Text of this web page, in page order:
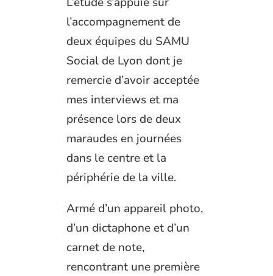
l’accompagnement de
deux équipes du SAMU
Social de Lyon dont je
remercie d’avoir acceptée
mes interviews et ma
présence lors de deux
maraudes en journées
dans le centre et la
périphérie de la ville.
Armé d’un appareil photo,
d’un dictaphone et d’un
carnet de note,
rencontrant une première